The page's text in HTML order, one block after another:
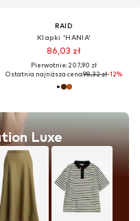
Luxe
RAID
Klapki 'HANIA'
86,03 zł
Pierwotnie: 207,90 zł
Ostatnia najniższa cena:98,32 zł-12%